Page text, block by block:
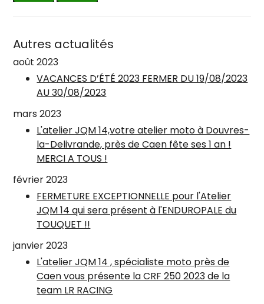
Autres actualités
août 2023
VACANCES D’ÉTÉ 2023 FERMER DU 19∕08∕2023
AU 30∕08∕2023
mars 2023
L'atelier JQM 14,votre atelier moto à Douvres-
la-Delivrande, près de Caen fête ses 1 an !
MERCI A TOUS !
février 2023
FERMETURE EXCEPTIONNELLE pour l'Atelier
JQM 14 qui sera présent à l'ENDUROPALE du
TOUQUET !!
janvier 2023
L'atelier JQM 14 , spécialiste moto près de
Caen vous présente la CRF 250 2023 de la
team LR RACING